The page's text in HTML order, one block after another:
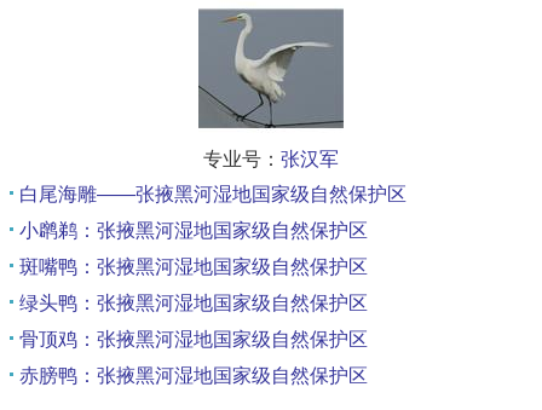
专业号： 张汉军
白尾海雕——张掖黑河湿地国家级自然保护区
小䴙鹈：张掖黑河湿地国家级自然保护区
斑嘴鸭：张掖黑河湿地国家级自然保护区
绿头鸭：张掖黑河湿地国家级自然保护区
骨顶鸡：张掖黑河湿地国家级自然保护区
赤膀鸭：张掖黑河湿地国家级自然保护区